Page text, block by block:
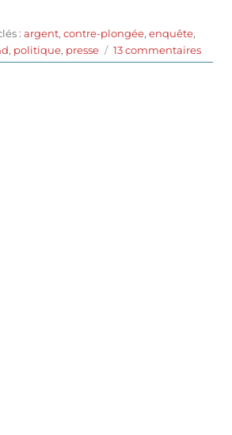
:argent,contre-plongée,enquête,
, politique, presse 13 commentairessur
Citizen